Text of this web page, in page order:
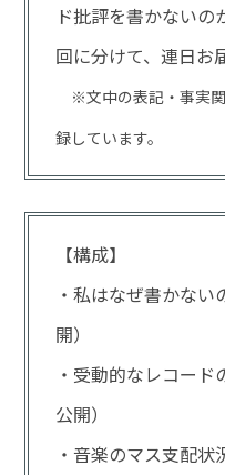
ド批評を書かないの
回に分けて、連日お
※文中の表記・事実
録しています。
【構成】
・私はなぜ書かない
開）
・受動的なレコード
公開）
・音楽のマス支配状